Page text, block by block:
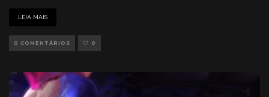
LEIA MAIS
0 COMENTÁRIOS 0